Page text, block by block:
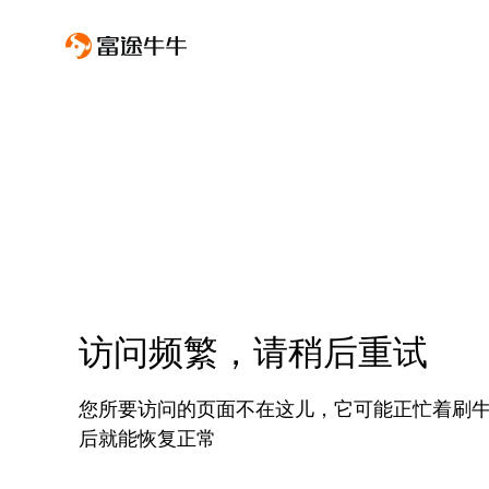
访问频繁，请稍后重试
您所要访问的页面不在这儿，它可能正忙着刷
后就能恢复正常